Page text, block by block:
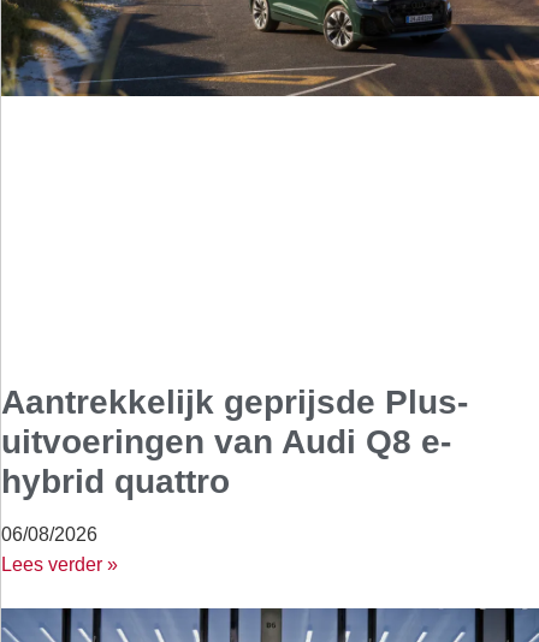
Aantrekkelijk geprijsde Plus-
uitvoeringen van Audi Q8 e-
hybrid quattro
06/08/2026
Lees verder »